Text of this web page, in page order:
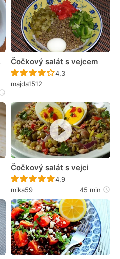
hodnocen
Čočkový salát s vejcem
Recept ještě nebyl
4,3
majda1512
hodnocen
Čočkový salát s vejci
Recept ještě nebyl
4,9
mika59
45 min